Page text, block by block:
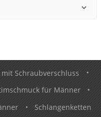
Schraubverschluss
•
für Männer
•
• Schlangenketten